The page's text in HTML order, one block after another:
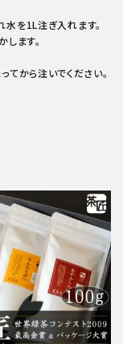
を1L注ぎ入れます。
ます。
から注いでください。